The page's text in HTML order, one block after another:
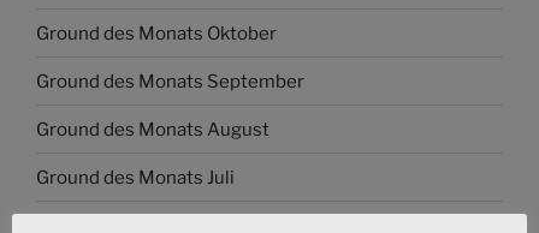
Ground des Monats Oktober
Ground des Monats September
Ground des Monats August
Ground des Monats Juli